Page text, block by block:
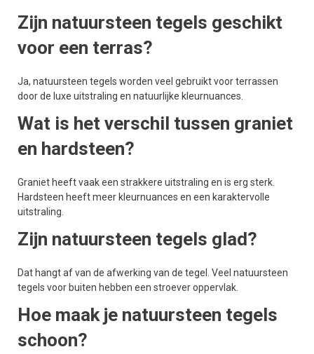
Zijn natuursteen tegels geschikt
voor een terras?
Ja, natuursteen tegels worden veel gebruikt voor terrassen
door de luxe uitstraling en natuurlijke kleurnuances.
Wat is het verschil tussen graniet
en hardsteen?
Graniet heeft vaak een strakkere uitstraling en is erg sterk.
Hardsteen heeft meer kleurnuances en een karaktervolle
uitstraling.
Zijn natuursteen tegels glad?
Dat hangt af van de afwerking van de tegel. Veel natuursteen
tegels voor buiten hebben een stroever oppervlak.
Hoe maak je natuursteen tegels
schoon?